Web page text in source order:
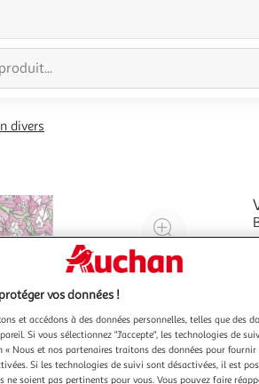
divers
Agrandir
à
Réduire
à
100
%
Partager
le
produit
vos données !
et accédons à des données personnelles, telles que des
Si vous sélectionnez "J'accepte", les technologies de
Nous et nos partenaires traitons des données pour fournir
Si les technologies de suivi sont désactivées, il est
ne soient pas pertinents pour vous. Vous pouvez faire